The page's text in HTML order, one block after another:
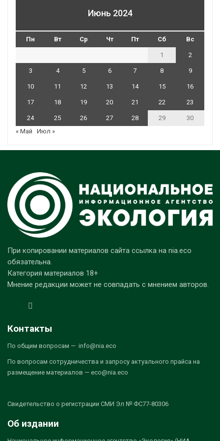
Июнь 2024
Пн Вт Ср Чт Пт Сб Вс
1 2
3 4 5 6 7 8 9
10 11 12 13 14 15 16
17 18 19 20 21 22 23
24 25 26 27 28 29
30
« Май
Июл »
При копировании материалов сайта ссылка на nia.eco
обязательна.
Категория материалов 18+
Мнение редакции может не совпадать с мнением авторов.
Контакты
По общим вопросам — info@nia.eco
По вопросам сотрудничества и запросу актуального прайса на
размещение материалов — eco@nia.eco
Свидетельство о регистрации СМИ Эл № ФС77-80306
Об издании